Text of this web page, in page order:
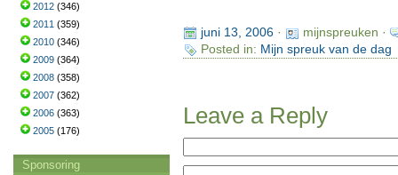
juni 13, 2006·
mijnspreuken ·
Posted in: Mijn spreuk van de dag
Leave a Reply
2012 (346)
2011 (359)
2010 (346)
2009 (364)
2008 (358)
2007 (362)
2006 (363)
2005 (176)
Sponsoring